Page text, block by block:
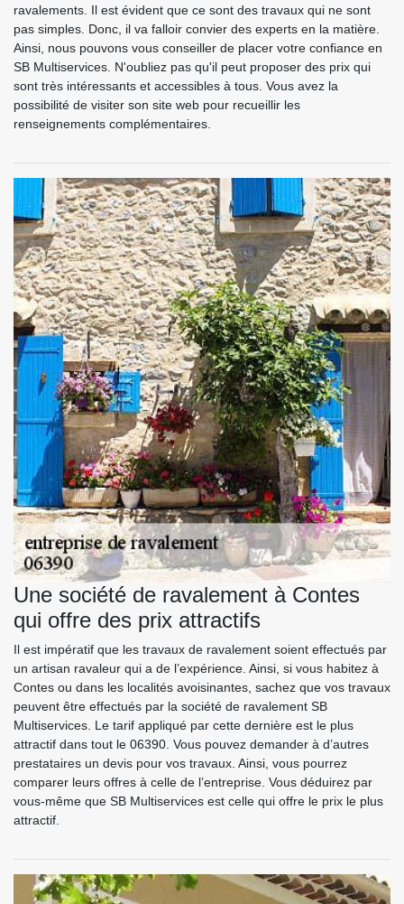
ravalements. Il est évident que ce sont des travaux qui ne sont
pas simples. Donc, il va falloir convier des experts en la matière.
Ainsi, nous pouvons vous conseiller de placer votre confiance en
SB Multiservices. N'oubliez pas qu'il peut proposer des prix qui
sont très intéressants et accessibles à tous. Vous avez la
possibilité de visiter son site web pour recueillir les
renseignements complémentaires.
Une société de ravalement à Contes
qui offre des prix attractifs
Il est impératif que les travaux de ravalement soient effectués par
un artisan ravaleur qui a de l’expérience. Ainsi, si vous habitez à
Contes ou dans les localités avoisinantes, sachez que vos travaux
peuvent être effectués par la société de ravalement SB
Multiservices. Le tarif appliqué par cette dernière est le plus
attractif dans tout le 06390. Vous pouvez demander à d’autres
prestataires un devis pour vos travaux. Ainsi, vous pourrez
comparer leurs offres à celle de l’entreprise. Vous déduirez par
vous-même que SB Multiservices est celle qui offre le prix le plus
attractif.